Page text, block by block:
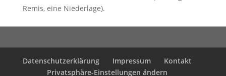
Remis, eine Niederlage).
Datenschutzerklärung Impressum
Kontakt
Privatsphäre-Einstellungen ändern